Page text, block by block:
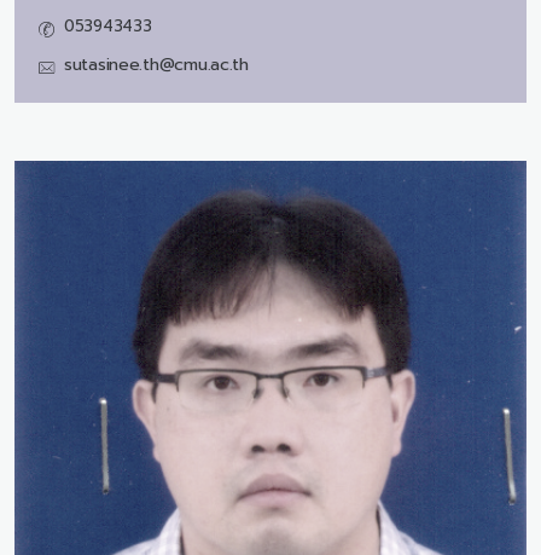
053943433
sutasinee.th@cmu.ac.th